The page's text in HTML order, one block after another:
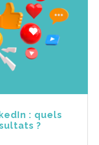
: quels
?